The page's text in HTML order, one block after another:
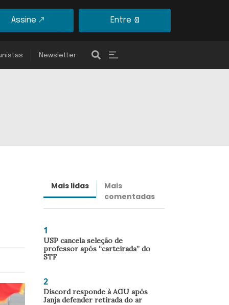
Assine Entre
Newsletter
Mais lidas
Mais
comentadas
1
USP cancela seleção de
professor após “carteirada” do
STF
2
Discord responde à AGU após
Janja defender retirada do ar